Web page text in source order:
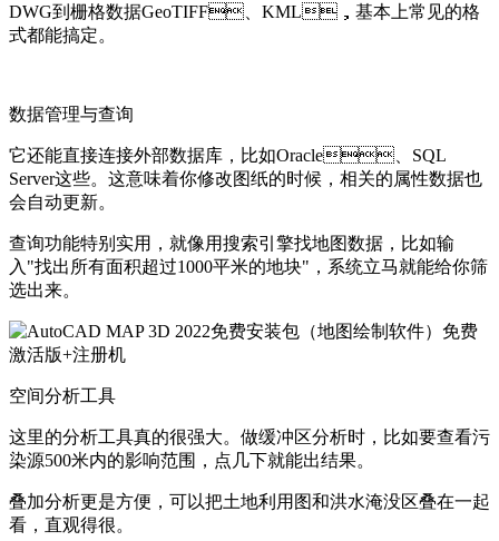
DWG到栅格数据GeoTIFF、KML，基本上常见的格
式都能搞定。
数据管理与查询
它还能直接连接外部数据库，比如Oracle、SQL
Server这些。这意味着你修改图纸的时候，相关的属性数据也
会自动更新。
查询功能特别实用，就像用搜索引擎找地图数据，比如输
入"找出所有面积超过1000平米的地块"，系统立马就能给你筛
选出来。
空间分析工具
这里的分析工具真的很强大。做缓冲区分析时，比如要查看污
染源500米内的影响范围，点几下就能出结果。
叠加分析更是方便，可以把土地利用图和洪水淹没区叠在一起
看，直观得很。